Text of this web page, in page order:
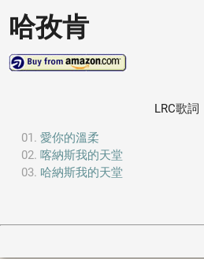
哈孜肯
LRC歌詞
愛你的溫柔
喀納斯我的天堂
哈納斯我的天堂